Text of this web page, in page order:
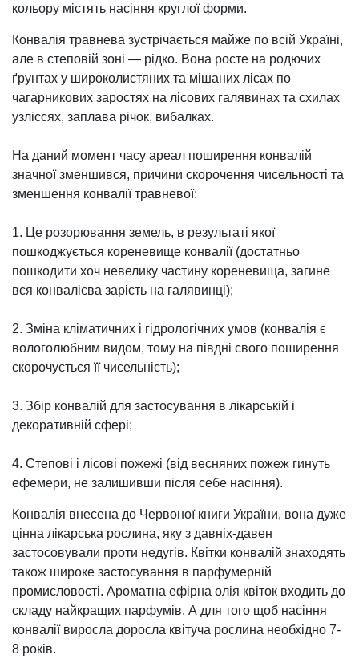
кольору містять насіння круглої форми.
Конвалія травнева зустрічається майже по всій Україні,
але в степовій зоні — рідко. Вона росте на родючих
ґрунтах у широколистяних та мішаних лісах по
чагарникових заростях на лісових галявинах та схилах
узліссях, заплава річок, вибалках.
На даний момент часу ареал поширення конвалій
значної зменшився, причини скорочення чисельності та
зменшення конвалії травневої:
1. Це розорювання земель, в результаті якої
пошкоджується кореневище конвалії (достатньо
пошкодити хоч невелику частину кореневища, загине
вся конвалієва зарість на галявинці);
2. Зміна кліматичних і гідрологічних умов (конвалія є
вологолюбним видом, тому на півдні свого поширення
скорочується її чисельність);
3. Збір конвалій для застосування в лікарській і
декоративній сфері;
4. Степові і лісові пожежі (від весняних пожеж гинуть
ефемери, не залишивши після себе насіння).
Конвалія внесена до Червоної книги України, вона дуже
цінна лікарська рослина, яку з давніх-давен
застосовували проти недугів. Квітки конвалій знаходять
також широке застосування в парфумерній
промисловості. Ароматна ефірна олія квіток входить до
складу найкращих парфумів. А для того щоб насіння
конвалії виросла доросла квітуча рослина необхідно 7-
8 років.